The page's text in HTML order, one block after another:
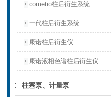
cometro柱后衍生系统
一代柱后衍生系统
康诺柱后衍生仪
康诺液相色谱柱后衍生仪
柱塞泵、计量泵